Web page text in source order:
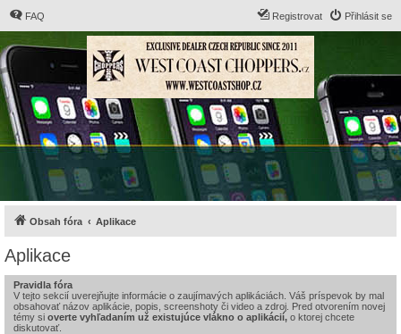
FAQ Přihlásit se
Registrovat
Obsah fóra Aplikace
Aplikace
Pravidla fóra
V tejto sekcií uverejňujte informácie o zaujímavých aplikáciách. Váš príspevok by mal
obsahovať názov aplikácie, popis, screenshoty či video a zdroj. Pred otvorením novej
témy si overte vyhľadaním už existujúce vlákno o aplikácií, o ktorej chcete
diskutovať.